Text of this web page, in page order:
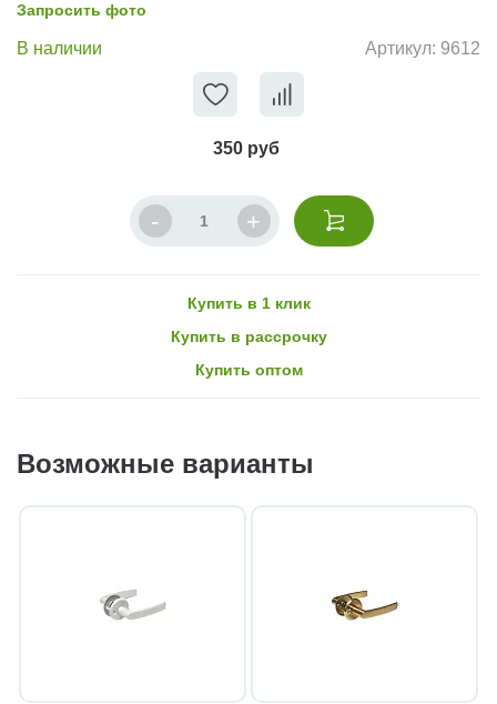
Запросить фото
В наличии Артикул: 9612
350 руб
Купить в 1 клик
Купить в рассрочку
Купить оптом
Возможные варианты